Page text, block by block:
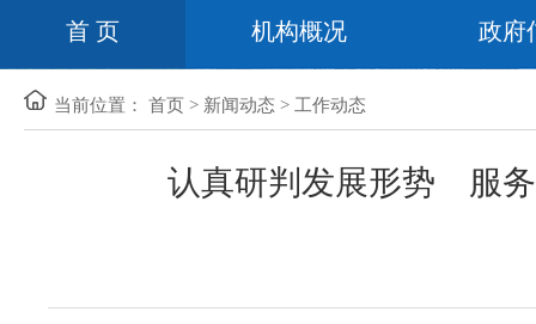
首 页 机构概况 政府
当前位置： 首页 > 新闻动态 > 工作动态
认真研判发展形势 服务